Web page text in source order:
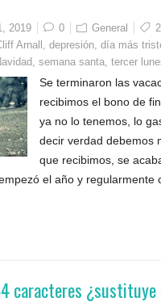
2019 0 General
Arnall ,depresión ,día más
,semana santa ,tercer
Se terminaron las
recibimos el bono de
ya no lo tenemos, lo
decir verdad debemos
que recibimos, se
el año y regularmente
caracteres